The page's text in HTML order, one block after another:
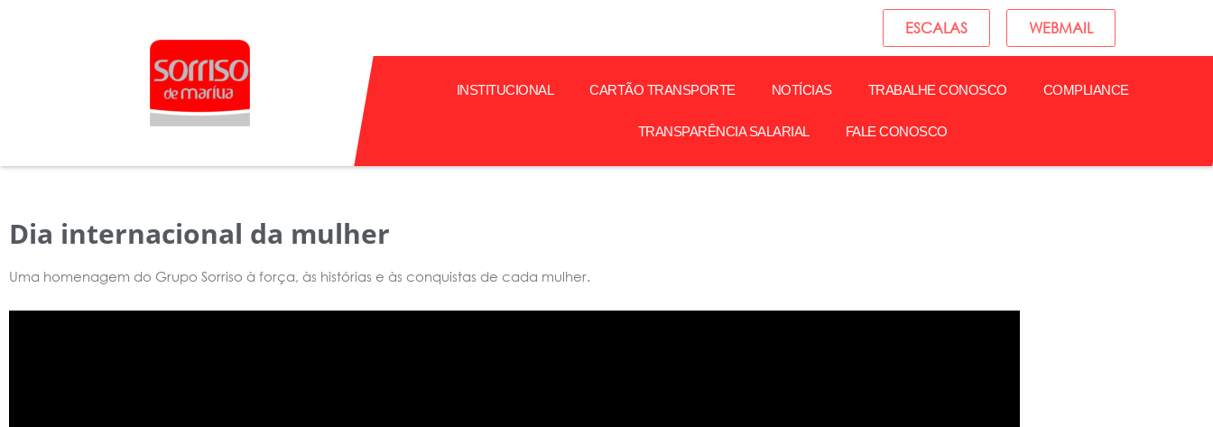
ESCALAS WEBMAIL
INSTITUCIONAL CARTÃO TRANSPORTE NOTÍCIAS TRABALHE CONOSCO COMPLIANCE
TRANSPARÊNCIA SALARIAL FALE CONOSCO
Dia internacional da mulher
Uma homenagem do Grupo Sorriso à força, às histórias e às conquistas de cada mulher.